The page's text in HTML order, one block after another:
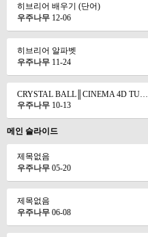
히브리어 배우기 (단어)
우주나무 12-06
히브리어 알파벳
우주나무 11-24
CRYSTAL BALL║CINEMA 4D TU…
우주나무 10-13
메인 슬라이드
제목없음
우주나무 05-20
제목없음
우주나무 06-08